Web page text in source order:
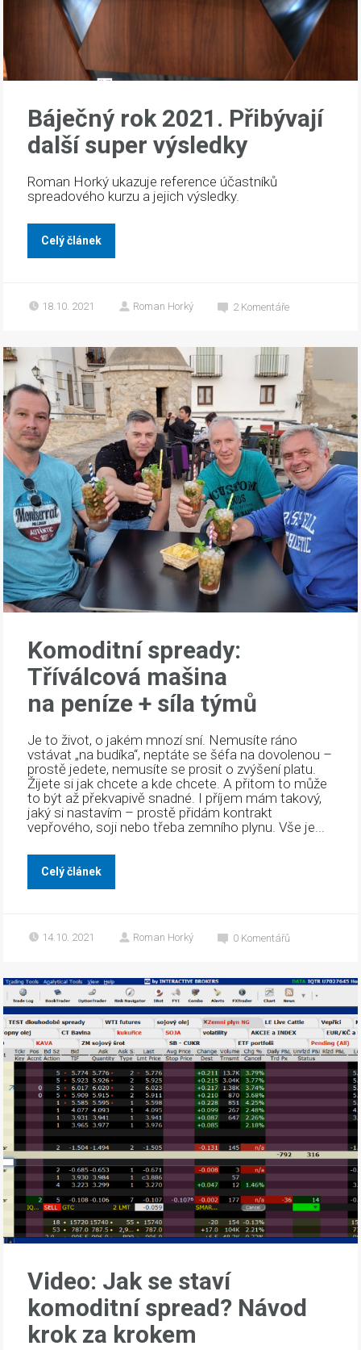
Báječný rok 2021. Přibývají
další super výsledky
Roman Horký ukazuje reference účastníků
spreadového kurzu a jejich výsledky.
Celý článek
18.10. 2021 Roman Horký 2 Komentáře
Komoditní spready:
Tříválcová mašina
na peníze + síla týmů
Je to život, o jakém mnozí sní. Nemusíte ráno
vstávat „na budíka“, neptáte se šéfa na dovolenou –
prostě jedete, nemusíte se prosit o zvýšení platu.
Žijete si jak chcete a kde chcete. A přitom to může
to být až překvapivě snadné. I příjem mám takový,
jaký si nastavím – prostě přidám kontrakt
vepřového, soji nebo třeba zemního plynu. Vše je...
Celý článek
14.10. 2021 Roman Horký 0 Komentářů
Video: Jak se staví
komoditní spread? Návod
krok za krokem